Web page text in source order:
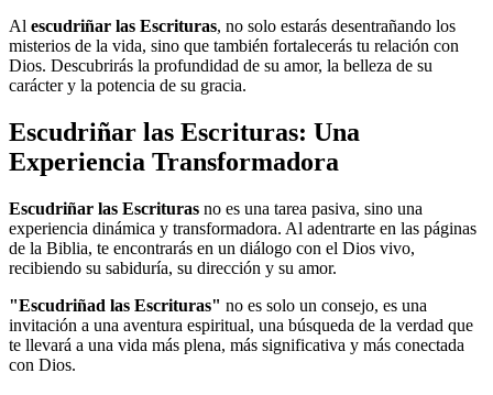
Al escudriñar las Escrituras, no solo estarás desentrañando los
misterios de la vida, sino que también fortalecerás tu relación con
Dios. Descubrirás la profundidad de su amor, la belleza de su
carácter y la potencia de su gracia.
Escudriñar las Escrituras: Una
Experiencia Transformadora
Escudriñar las Escrituras no es una tarea pasiva, sino una
experiencia dinámica y transformadora. Al adentrarte en las páginas
de la Biblia, te encontrarás en un diálogo con el Dios vivo,
recibiendo su sabiduría, su dirección y su amor.
"Escudriñad las Escrituras" no es solo un consejo, es una
invitación a una aventura espiritual, una búsqueda de la verdad que
te llevará a una vida más plena, más significativa y más conectada
con Dios.